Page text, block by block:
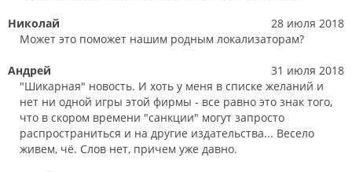
Николай
28 июля 2018
Может это поможет нашим родным локализаторам?
Андрей
31 июля 2018
"Шикарная" новость. И хоть у меня в списке желаний и
нет ни одной игры этой фирмы - все равно это знак того,
что в скором времени "санкции" могут запросто
распространиться и на другие издательства... Весело
живем, чё. Слов нет, причем уже давно.